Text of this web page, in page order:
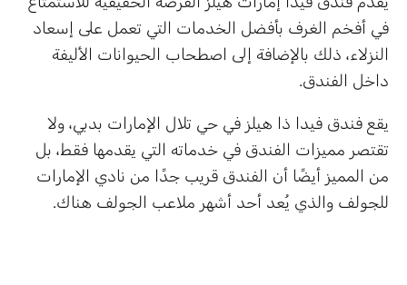
في أفخم الغرف بأفضل الخدمات التي تعمل على إسعاد
النزلاء، ذلك بالإضافة إلى اصطحاب الحيوانات الأليفة
داخل الفندق.
يقع فندق فيدا ذا هيلز في حي تلال الإمارات بدبي، ولا
تقتصر مميزات الفندق في خدماته التي يقدمها فقط، بل
من المميز أيضًا أن الفندق قريب جدًا من نادي الإمارات
للجولف والذي يُعد أحد أشهر ملاعب الجولف هناك.